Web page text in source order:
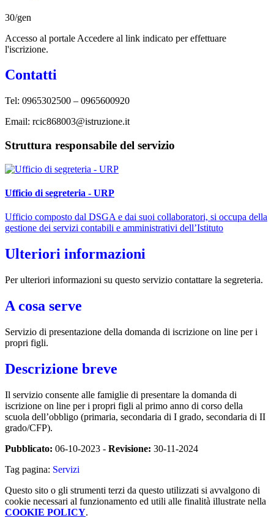
30/gen
Accesso al portale Accedere al link indicato per effettuare
l'iscrizione.
Contatti
Tel: 0965302500 – 0965600920
Email: rcic868003@istruzione.it
Struttura responsabile del servizio
Ufficio di segreteria - URP
Ufficio composto dal DSGA e dai suoi collaboratori, si occupa della
gestione dei servizi contabili e amministrativi dell’Istituto
Ulteriori informazioni
Per ulteriori informazioni su questo servizio contattare la segreteria.
A cosa serve
Servizio di presentazione della domanda di iscrizione on line per i
propri figli.
Descrizione breve
Il servizio consente alle famiglie di presentare la domanda di
iscrizione on line per i propri figli al primo anno di corso della
scuola dell’obbligo (primaria, secondaria di I grado, secondaria di II
grado/CFP).
Pubblicato: 06-10-2023 - Revisione: 30-11-2024
Tag pagina: Servizi
Questo sito o gli strumenti terzi da questo utilizzati si avvalgono di
cookie necessari al funzionamento ed utili alle finalità illustrate nella
COOKIE POLICY.